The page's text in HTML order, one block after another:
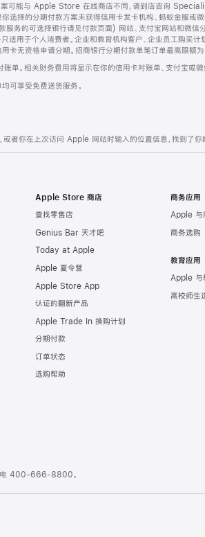
能与 Apple Store 在线商店不同，请到店咨询
你选择的分期付款方案未获得信用卡发卡机构、蚂蚁金服
服务的可选择银行请见付款页面) 网站、支付宝网站和微信
只适用于个人消费者。企业和教育机构客户、企业员工购
用卡无资格申请分期。招商银行分期付款单笔订单最高限额
单。相关财务费用将显示在你的信用卡对账单、支付宝或微
可享受免费送货服务。
者你在上次访问 Apple 网站时输入的位置信息，找到了你
Apple Store 商店
查找零售店
Genius Bar 天才吧
Today at Apple
Apple 夏令营
Apple Store App
认证的翻新产品
Apple Trade In 换购计划
分期付款
订单状态
选购帮助
商务应用
Apple 与
商务选购
教育应用
Apple 与
高校师生
400-666-8800。